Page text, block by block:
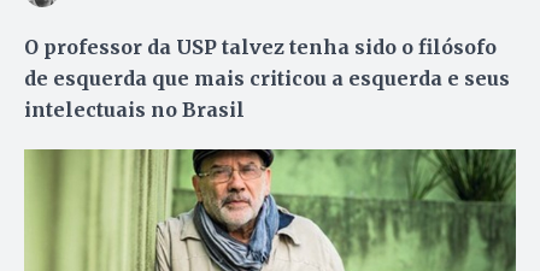
O professor da USP talvez tenha sido o filósofo
de esquerda que mais criticou a esquerda e seus
intelectuais no Brasil